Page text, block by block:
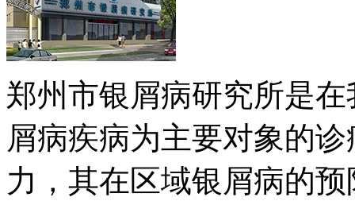
郑州市银屑病研究所是
屑病疾病为主要对象的
力，其在区域银屑病的预